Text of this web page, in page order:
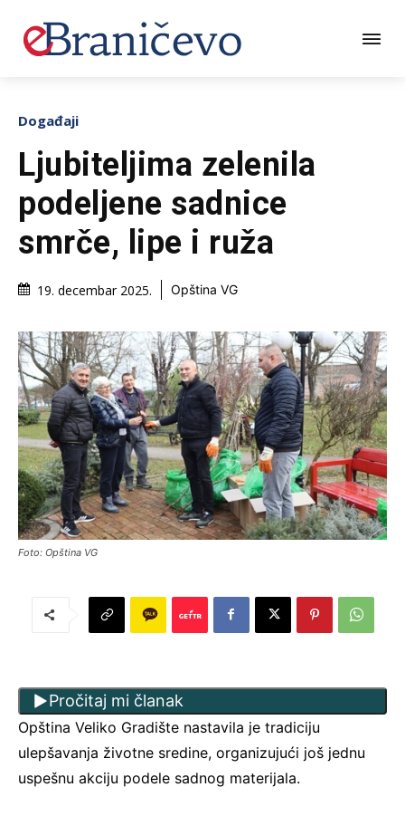
Događaji
Ljubiteljima zelenila
podeljene sadnice
smrče, lipe i ruža
19. decembar 2025. Opština VG
Foto: Opština VG
Pročitaj mi članak
Opština Veliko Gradište nastavila je tradiciju
ulepšavanja životne sredine, organizujući još jednu
uspešnu akciju podele sadnog materijala.